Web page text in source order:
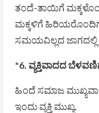
ತಂದೆ-ತಾಯಿಗೆ
ಮಕ್ಕಳಿಗೆ
ಸಮಯವಿಲ್ಲದ ಜಾಗದಲ್ಲಿ
*6. ವ್ಯಕ್ತಿವಾದದ
ಹಿಂದೆ ಸಮಾಜ
ಇಂದು ವ್ಯಕ್ತಿ ಮುಖ್ಯ.